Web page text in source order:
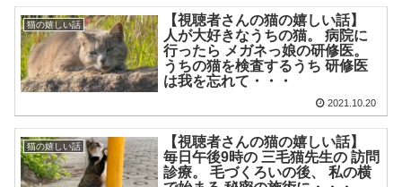
猫の嬉しい話
【視聴者さんの猫の嬉しい話】
人が大好きなうちの猫。 病院に
行ったら メガネっ娘の研修医。
うちの猫を検査するうち 研修医
は我を忘れて・・・
2021.10.20
猫の嬉しい話
【視聴者さんの猫の嬉しい話】
毎日午後9時の 三毛猫先生の 訪問
診療。 毛づくろいの後、 私の横